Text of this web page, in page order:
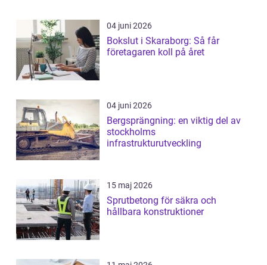
04 juni 2026
Bokslut i Skaraborg: Så får
företagaren koll på året
04 juni 2026
Bergsprängning: en viktig del av
stockholms
infrastrukturutveckling
15 maj 2026
Sprutbetong för säkra och
hållbara konstruktioner